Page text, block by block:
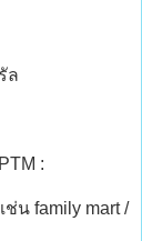
ล
:
น family mart /